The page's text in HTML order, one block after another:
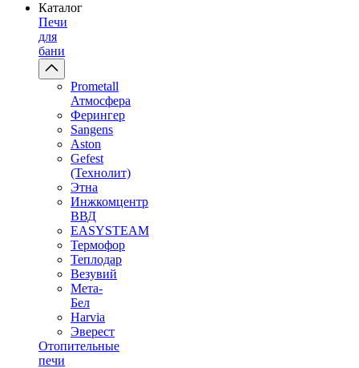
Каталог
Печи
для
бани
Prometall
Атмосфера
Ферингер
Sangens
Aston
Gefest
(Технолит)
Этна
Инжкомцентр
ВВД
EASYSTEAM
Термофор
Теплодар
Везувий
Мета-
Бел
Harvia
Эверест
Отопительные
печи